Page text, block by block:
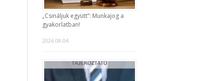
„Csináljuk együtt”: Munkajog a
gyakorlatban!
2026.08.04.